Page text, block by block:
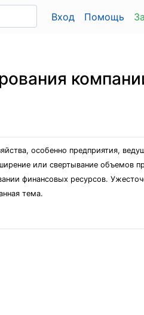
Вход Помощь
особенно предприятия,
или свертывание объемов
финансовых ресурсов.
тема.